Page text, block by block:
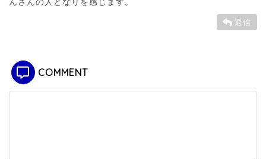
返信
COMMENT